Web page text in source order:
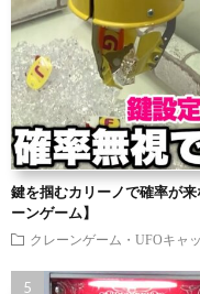
鍵を掴むカリーノで確率が
ーンゲーム】
クレーンゲーム・UFOキャ